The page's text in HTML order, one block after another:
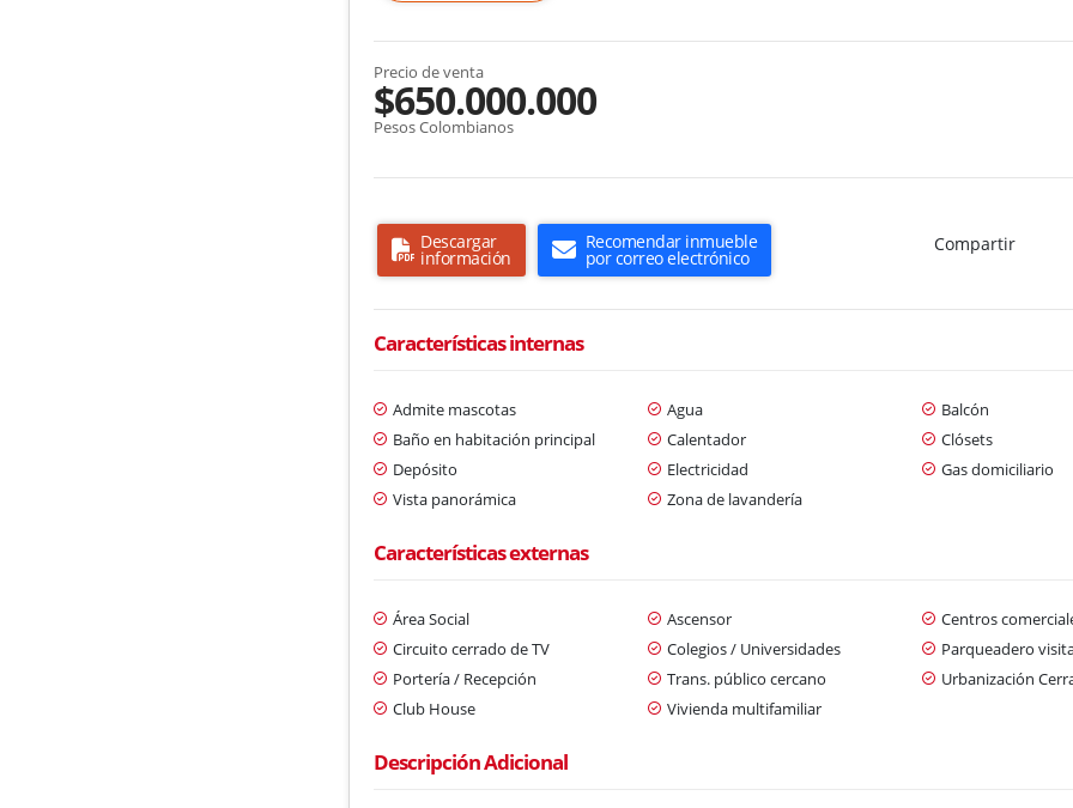
Precio de venta
$650.000.000
Pesos Colombianos
Descargar
información
Recomendar inmueble
por correo electrónico
Compartir
Características internas
Admite mascotas Agua Balcón
Baño en habitación principal
Calentador Clósets
Depósito
Electricidad Gas domiciliario
Vista panorámica
Zona de lavandería
Características externas
Área Social Ascensor Centros
Circuito cerrado de TV
Colegios / Universidades Parqueadero
Portería / Recepción
Trans. público cercano Urbanización
Club House
Vivienda multifamiliar
Descripción Adicional